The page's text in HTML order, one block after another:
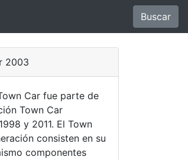
Buscar
2003
Car fue parte de
Town Car
y 2011. El Town
consisten en su
componentes